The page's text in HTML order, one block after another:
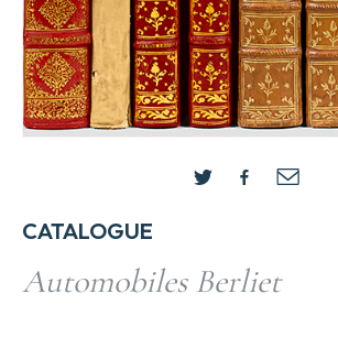
CATALOGUE
Automobiles Berliet